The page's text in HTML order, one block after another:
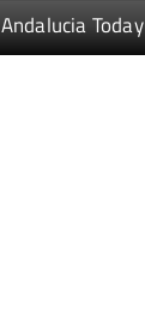
Andalucia Today